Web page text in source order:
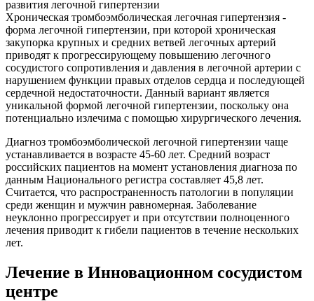
Хроническая тромбоэмболическая легочная гипертензия -
форма легочной гипертензии, при которой хроническая
закупорка крупных и средних ветвей легочных артерий
приводят к прогрессирующему повышению легочного
сосудистого сопротивления и давления в легочной артерии с
нарушением функции правых отделов сердца и последующей
сердечной недостаточности. Данный вариант является
уникальной формой легочной гипертензии, поскольку она
потенциально излечима с помощью хирургического лечения.
Диагноз тромбоэмболической легочной гипертензии чаще
устанавливается в возрасте 45-60 лет. Средний возраст
российских пациентов на момент установления диагноза по
данным Национального регистра составляет 45,8 лет.
Считается, что распространенность патологии в популяции
среди женщин и мужчин равномерная. Заболевание
неуклонно прогрессирует и при отсутствии полноценного
лечения приводит к гибели пациентов в течение нескольких
лет.
Лечение в Инновационном сосудистом
центре